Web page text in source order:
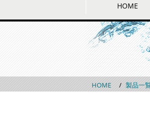
HOME
HOME 製品一